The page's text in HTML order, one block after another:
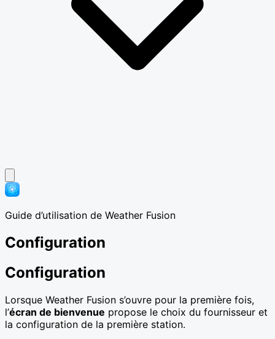
Guide d’utilisation de Weather Fusion
Configuration
Configuration
Lorsque Weather Fusion s’ouvre pour la première fois,
l’écran de bienvenue propose le choix du fournisseur et
la configuration de la première station.